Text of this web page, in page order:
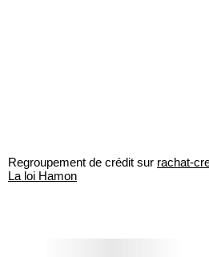
Regroupement de crédit sur rachat-
La loi Hamon